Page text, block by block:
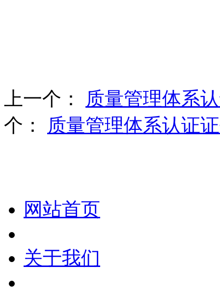
上一个：
质量管理体系
个：
质量管理体系认证
网站首页
关于我们